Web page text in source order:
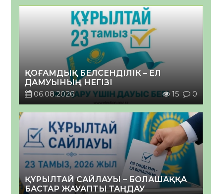
ҚОҒАМДЫҚ БЕЛСЕНДІЛІК – ЕЛ
ДАМУЫНЫҢ НЕГІЗІ
06.08.2026
15 0
ҚҰРЫЛТАЙ САЙЛАУЫ – БОЛАШАҚҚА
БАСТАР ЖАУАПТЫ ТАҢДАУ